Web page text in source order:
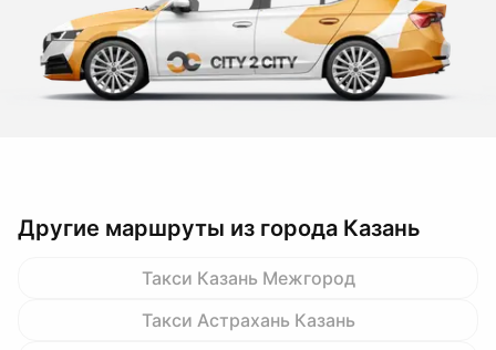
Другие маршруты из города Казань
Такси Казань Межгород
Такси Астрахань Казань